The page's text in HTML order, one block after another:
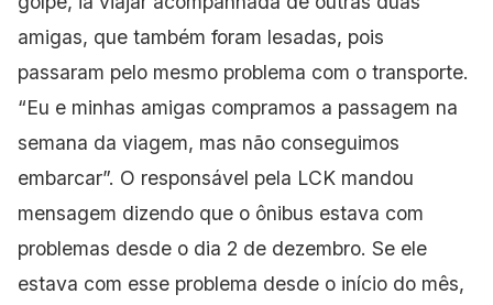
amigas, que também foram lesadas, pois
passaram pelo mesmo problema com o transporte.
“Eu e minhas amigas compramos a passagem na
semana da viagem, mas não conseguimos
embarcar”. O responsável pela LCK mandou
mensagem dizendo que o ônibus estava com
problemas desde o dia 2 de dezembro. Se ele
estava com esse problema desde o início do mês,